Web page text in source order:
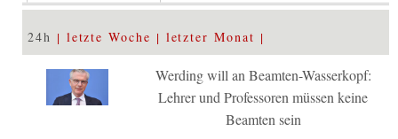
24h letzte Woche letzter Monat
Werding will an Beamten-Wasserkopf:
Lehrer und Professoren müssen keine
Beamten sein